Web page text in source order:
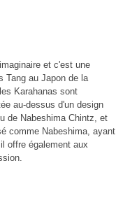
et c'est une
Tang au Japon de la
Karahanas sont
au-dessus d'un design
de Nabeshima Chintz, et
comme Nabeshima, ayant
offre également aux